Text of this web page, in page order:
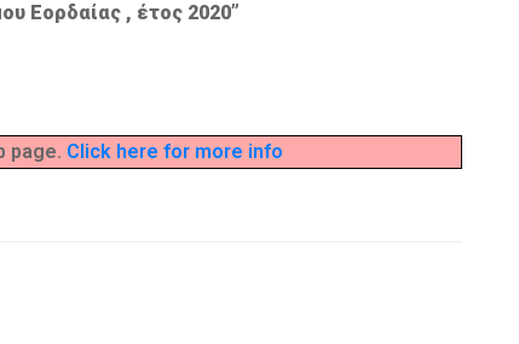
Εορδαίας , έτος 2020”
page. Click here for more info